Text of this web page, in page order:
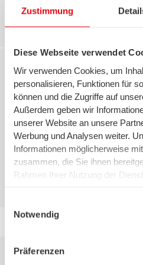
Zustimmung
Diese Webseite verwendet
Wir verwenden Cookies, um
personalisieren, Funktionen für
können und die Zugriffe auf
Außerdem geben wir
unserer Website an unsere
Werbung und Analysen weiter.
Informationen möglicherweise
zusammen, die Sie ihnen
Rahmen Ihrer Nutzung der
existiert. Das birgt das Risiko
durch Behörden, das Fehlen
Daten.
Notwendig
Präferenzen
* Pflichtfeld